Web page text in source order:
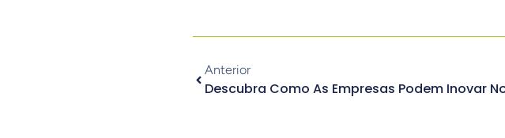
Anterior